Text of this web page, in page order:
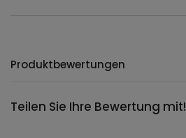
Produktbewertungen
Teilen Sie Ihre Bewertung mit!